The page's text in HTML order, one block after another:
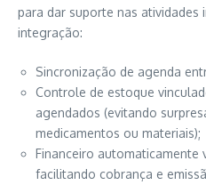
para dar suporte nas atividades
integração:
Sincronização de agenda
Controle de estoque
agendados (evitando
medicamentos ou materiais);
Financeiro automaticamente
facilitando cobrança e